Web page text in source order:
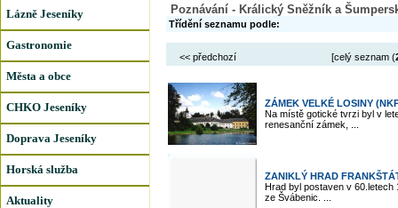
Lázně Jeseníky
Gastronomie
Města a obce
CHKO Jeseníky
Doprava Jeseníky
Horská služba
Aktuality
Poznávání - Králický Sněžník a
Třídění seznamu podle:
<< předchozí [celý seznam (
ZÁMEK VELKÉ LOSINY
Na místě gotické tvrzi byl v
renesanční zámek, ...
ZANIKLÝ HRAD
Hrad byl postaven v
ze Švábenic. ...